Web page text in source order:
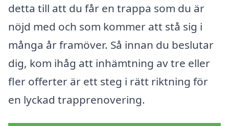
detta till att du får en trappa som du är
nöjd med och som kommer att stå sig i
många år framöver. Så innan du beslutar
dig, kom ihåg att inhämtning av tre eller
fler offerter är ett steg i rätt riktning för
en lyckad trapprenovering.